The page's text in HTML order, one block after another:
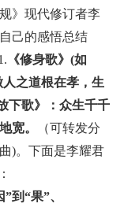
》现代修订者李
己的感悟总结
《修身歌》 (如
之道根在孝，生
下歌》：众生千千
宽。
（可转发分
)。下面是李耀君
到“果”、